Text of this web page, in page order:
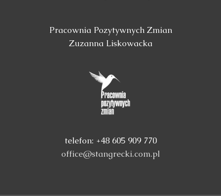
Pracownia Pozytywnych Zmian
Zuzanna Liskowacka
telefon: +48 605 909 770
office@stangrecki.com.pl